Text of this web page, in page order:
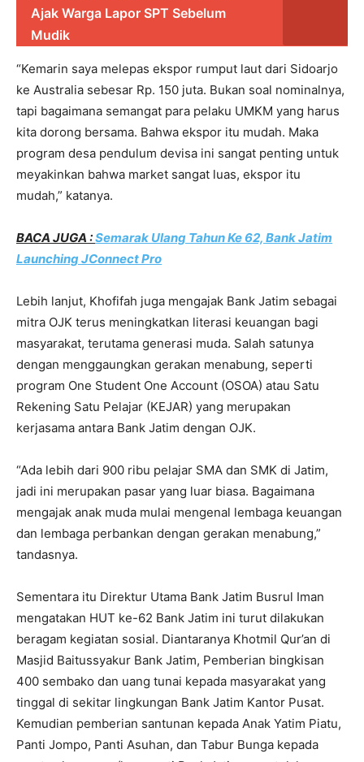
Ajak Warga Lapor SPT Sebelum
Mudik
“Kemarin saya melepas ekspor rumput laut dari Sidoarjo
ke Australia sebesar Rp. 150 juta. Bukan soal nominalnya,
tapi bagaimana semangat para pelaku UMKM yang harus
kita dorong bersama. Bahwa ekspor itu mudah. Maka
program desa pendulum devisa ini sangat penting untuk
meyakinkan bahwa market sangat luas, ekspor itu
mudah,” katanya.
BACA JUGA :Semarak Ulang Tahun Ke 62, Bank Jatim
Launching JConnect Pro
Lebih lanjut, Khofifah juga mengajak Bank Jatim sebagai
mitra OJK terus meningkatkan literasi keuangan bagi
masyarakat, terutama generasi muda. Salah satunya
dengan menggaungkan gerakan menabung, seperti
program One Student One Account (OSOA) atau Satu
Rekening Satu Pelajar (KEJAR) yang merupakan
kerjasama antara Bank Jatim dengan OJK.
“Ada lebih dari 900 ribu pelajar SMA dan SMK di Jatim,
jadi ini merupakan pasar yang luar biasa. Bagaimana
mengajak anak muda mulai mengenal lembaga keuangan
dan lembaga perbankan dengan gerakan menabung,”
tandasnya.
Sementara itu Direktur Utama Bank Jatim Busrul Iman
mengatakan HUT ke-62 Bank Jatim ini turut dilakukan
beragam kegiatan sosial. Diantaranya Khotmil Qur’an di
Masjid Baitussyakur Bank Jatim, Pemberian bingkisan
400 sembako dan uang tunai kepada masyarakat yang
tinggal di sekitar lingkungan Bank Jatim Kantor Pusat.
Kemudian pemberian santunan kepada Anak Yatim Piatu,
Panti Jompo, Panti Asuhan, dan Tabur Bunga kepada